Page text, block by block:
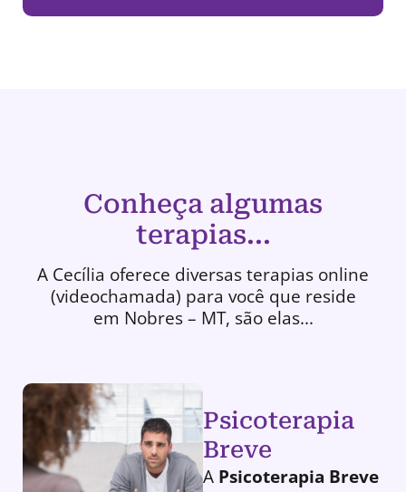
Conheça algumas
terapias...
A Cecília oferece diversas terapias online
(videochamada) para você que reside
em Nobres – MT, são elas...
Psicoterapia
Breve
A Psicoterapia Breve